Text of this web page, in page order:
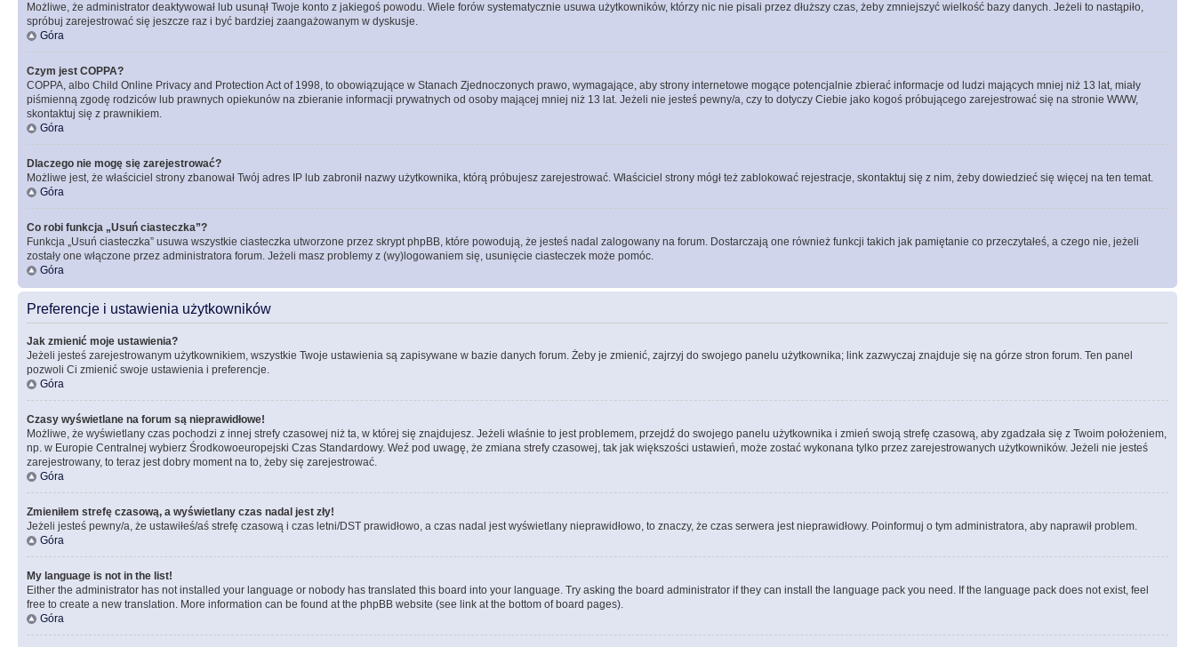
Możliwe, że administrator deaktywował lub usunął Twoje konto z jakiegoś powodu. Wiele forów systematycznie usuwa użytkowników, którzy nic nie pisali przez dłuższy czas, żeby zmniejszyć wielkość bazy danych. Jeżeli to nastąpiło,
spróbuj zarejestrować się jeszcze raz i być bardziej zaangażowanym w dyskusje.
Góra
Czym jest COPPA?
COPPA, albo Child Online Privacy and Protection Act of 1998, to obowiązujące w Stanach Zjednoczonych prawo, wymagające, aby strony internetowe mogące potencjalnie zbierać informacje od ludzi mających mniej niż 13 lat, miały
piśmienną zgodę rodziców lub prawnych opiekunów na zbieranie informacji prywatnych od osoby mającej mniej niż 13 lat. Jeżeli nie jesteś pewny/a, czy to dotyczy Ciebie jako kogoś próbującego zarejestrować się na stronie WWW,
skontaktuj się z prawnikiem.
Góra
Dlaczego nie mogę się zarejestrować?
Możliwe jest, że właściciel strony zbanował Twój adres IP lub zabronił nazwy użytkownika, którą próbujesz zarejestrować. Właściciel strony mógł też zablokować rejestracje, skontaktuj się z nim, żeby dowiedzieć się więcej na ten temat.
Góra
Co robi funkcja „Usuń ciasteczka”?
Funkcja „Usuń ciasteczka” usuwa wszystkie ciasteczka utworzone przez skrypt phpBB, które powodują, że jesteś nadal zalogowany na forum. Dostarczają one również funkcji takich jak pamiętanie co przeczytałeś, a czego nie, jeżeli
zostały one włączone przez administratora forum. Jeżeli masz problemy z (wy)logowaniem się, usunięcie ciasteczek może pomóc.
Góra
Preferencje i ustawienia użytkowników
Jak zmienić moje ustawienia?
Jeżeli jesteś zarejestrowanym użytkownikiem, wszystkie Twoje ustawienia są zapisywane w bazie danych forum. Żeby je zmienić, zajrzyj do swojego panelu użytkownika; link zazwyczaj znajduje się na górze stron forum. Ten panel
pozwoli Ci zmienić swoje ustawienia i preferencje.
Góra
Czasy wyświetlane na forum są nieprawidłowe!
Możliwe, że wyświetlany czas pochodzi z innej strefy czasowej niż ta, w której się znajdujesz. Jeżeli właśnie to jest problemem, przejdź do swojego panelu użytkownika i zmień swoją strefę czasową, aby zgadzała się z Twoim położeniem,
np. w Europie Centralnej wybierz Środkowoeuropejski Czas Standardowy. Weź pod uwagę, że zmiana strefy czasowej, tak jak większości ustawień, może zostać wykonana tylko przez zarejestrowanych użytkowników. Jeżeli nie jesteś
zarejestrowany, to teraz jest dobry moment na to, żeby się zarejestrować.
Góra
Zmieniłem strefę czasową, a wyświetlany czas nadal jest zły!
Jeżeli jesteś pewny/a, że ustawiłeś/aś strefę czasową i czas letni/DST prawidłowo, a czas nadal jest wyświetlany nieprawidłowo, to znaczy, że czas serwera jest nieprawidłowy. Poinformuj o tym administratora, aby naprawił problem.
Góra
My language is not in the list!
Either the administrator has not installed your language or nobody has translated this board into your language. Try asking the board administrator if they can install the language pack you need. If the language pack does not exist, feel
free to create a new translation. More information can be found at the phpBB website (see link at the bottom of board pages).
Góra